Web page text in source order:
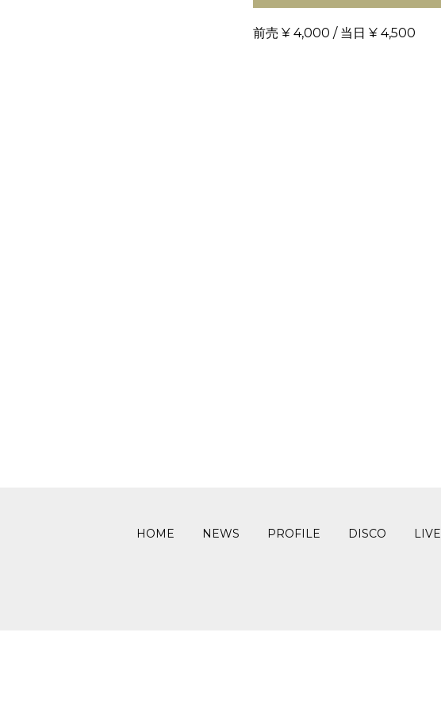
前売 ¥ 4,000 / 当日 ¥ 4,500
HOME NEWS PROFILE DISCO LIVE